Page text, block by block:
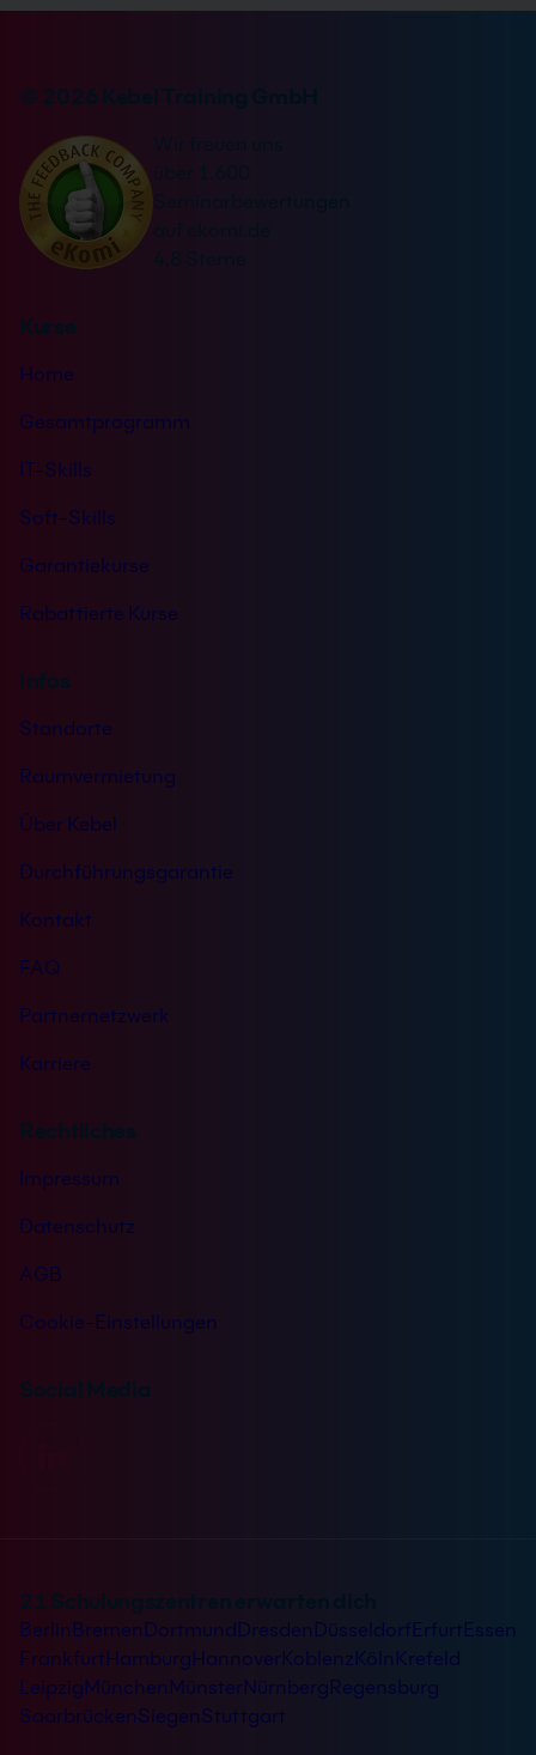
© 2026 Kebel Training GmbH
Wir freuen uns
über 1.600
Seminarbewertungen
auf ekomi.de
4,8 Sterne
Kurse
Home
Gesamtprogramm
IT-Skills
Soft-Skills
Garantiekurse
Rabattierte Kurse
Infos
Standorte
Raumvermietung
Über Kebel
Durchführungsgarantie
Kontakt
FAQ
Partnernetzwerk
Karriere
Rechtliches
Impressum
Datenschutz
AGB
Cookie-Einstellungen
Social Media
21 Schulungszentren erwarten dich
Berlin Bremen Dortmund ErfurtEssen
FrankfurtHamburgHannover
Krefeld
LeipzigMünchen Münster
SaarbrückenSiegen Stuttgart